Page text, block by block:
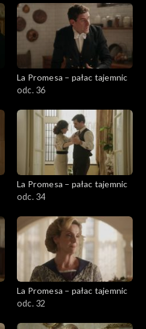
La Promesa – pałac tajemnic
odc. 36
La Promesa – pałac tajemnic
odc. 34
La Promesa – pałac tajemnic
odc. 32